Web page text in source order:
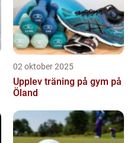
02 oktober 2025
Upplev träning på gym på
Öland